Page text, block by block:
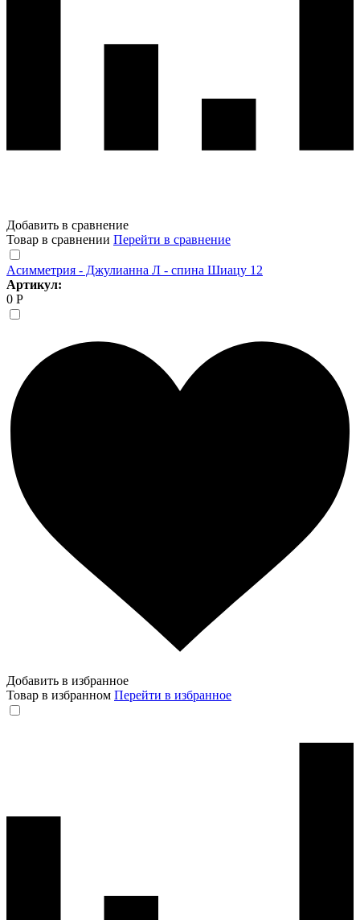
Добавить в сравнение
Товар в сравнении Перейти в сравнение
Асимметрия - Джулианна Л - спина Шиацу 12
Артикул:
0 Р
Добавить в избранное
Товар в избранном Перейти в избранное